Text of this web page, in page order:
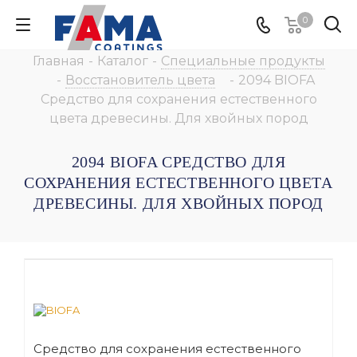
0
Главная - Каталог - Специальные продукты
- Восстановитель цвета - 2094 BIOFA
Средство для сохранения естественного
цвета древесины. Для хвойных пород
2094 BIOFA СРЕДСТВО ДЛЯ
СОХРАНЕНИЯ ЕСТЕСТВЕННОГО ЦВЕТА
ДРЕВЕСИНЫ. ДЛЯ ХВОЙНЫХ ПОРОД
Средство для сохранения естественного